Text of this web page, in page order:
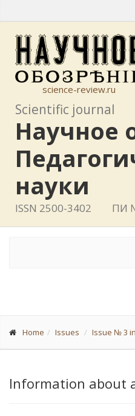
science-review.ru
Scientific journal
Научное
науки
ISSN 2500-3402 ПИ
Home Issues Issue № 3
Information about